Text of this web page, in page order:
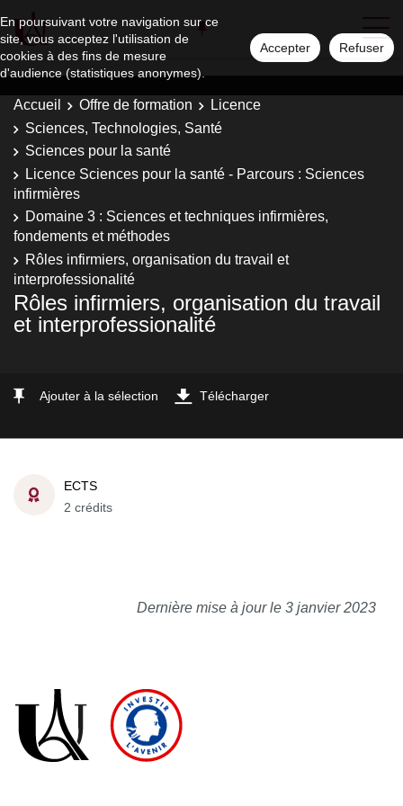
En poursuivant votre navigation sur ce
site, vous acceptez l'utilisation de
cookies à des fins de mesure
d'audience (statistiques anonymes).
Accepter Refuser
Accueil Offre de formation
Licence
Sciences, Technologies, Santé
Sciences pour la santé
Licence Sciences pour la santé - Parcours : Sciences
infirmières
Domaine 3 : Sciences et techniques infirmières,
fondements et méthodes
Rôles infirmiers, organisation du travail et
interprofessionalité
Rôles infirmiers, organisation du travail
et interprofessionalité
Ajouter à la sélection Télécharger
ECTS
2 crédits
Dernière mise à jour le 3 janvier 2023